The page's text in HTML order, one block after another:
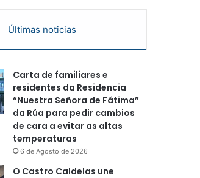
Últimas noticias
Carta de familiares e
residentes da Residencia
“Nuestra Señora de Fátima”
da Rúa para pedir cambios
de cara a evitar as altas
temperaturas
6 de Agosto de 2026
O Castro Caldelas une